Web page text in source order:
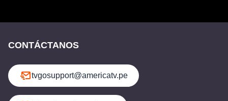
CONTÁCTANOS
tvgosupport@americatv.pe